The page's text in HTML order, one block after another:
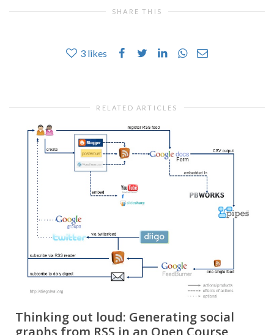
SHARE THIS
3 likes
RELATED ARTICLES
Thinking out loud: Generating social
graphs from RSS in an Open Course